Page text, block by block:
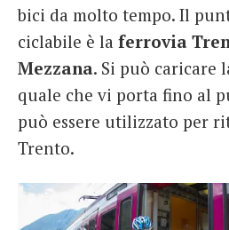
bici da molto tempo. Il
ciclabile è la ferrovia
Mezzana. Si può caricare
quale che vi porta fino al
può essere utilizzato per
Trento.